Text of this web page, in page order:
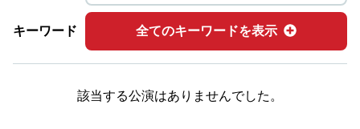
キーワード 全てのキーワードを表示
該当する公演はありませんでした。